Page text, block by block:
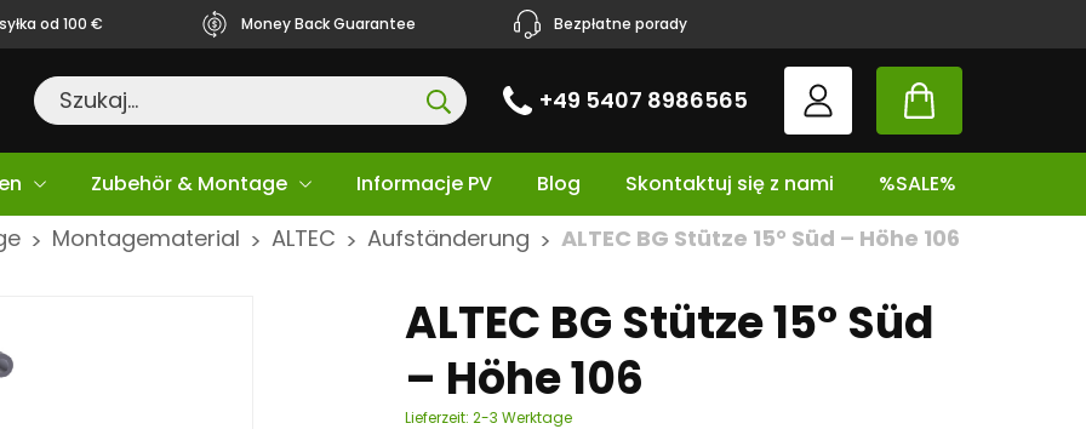
od 100 € Money Back Guarantee Bezpłatne porady
+49 5407 8986565
Zubehör & Montage Informacje PV Blog Skontaktuj się z nami %SALE%
> Montagematerial > ALTEC > Aufständerung > ALTEC BG Stütze 15° Süd – Höhe 106
ALTEC BG Stütze 15° Süd
– Höhe 106
Lieferzeit: 2-3 Werktage